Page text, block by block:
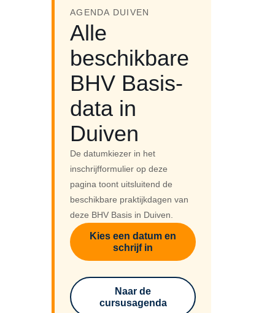
AGENDA DUIVEN
Alle
beschikbare
BHV Basis-
data in
Duiven
De datumkiezer in het
inschrijfformulier op deze
pagina toont uitsluitend de
beschikbare praktijkdagen van
deze BHV Basis in Duiven.
Kies een datum en
schrijf in
Naar de
cursusagenda